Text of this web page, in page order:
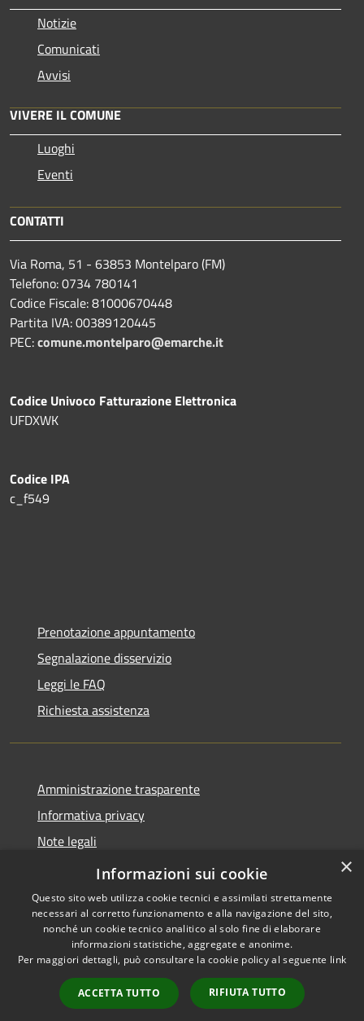
Notizie
Comunicati
Avvisi
VIVERE IL COMUNE
Luoghi
Eventi
CONTATTI
Via Roma, 51 - 63853 Montelparo (FM)
Telefono: 0734 780141
Codice Fiscale: 81000670448
Partita IVA: 00389120445
PEC:comune.montelparo@emarche.it
Codice Univoco Fatturazione Elettronica
UFDXWK
Codice IPA
c_f549
Prenotazione appuntamento
Segnalazione disservizio
Leggi le FAQ
Richiesta assistenza
Amministrazione trasparente
Informativa privacy
Note legali
Dichiarazione di accessibilità
Accessibilità
Copyright © 2026 • Comune di
Montelparo • Powered by
Municipium•
Accesso
redazione
×
Informazioni sui cookie
Questo sito web utilizza cookie tecnici e assimilati strettamente
necessari al corretto funzionamento e alla navigazione del sito,
nonché un cookie tecnico analitico al solo fine di elaborare
informazioni statistiche, aggregate e anonime.
Per maggiori dettagli, può consultare la cookie policy al seguente link
ACCETTA TUTTO RIFIUTA TUTTO